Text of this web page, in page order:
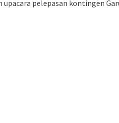
pelepasan kontingen